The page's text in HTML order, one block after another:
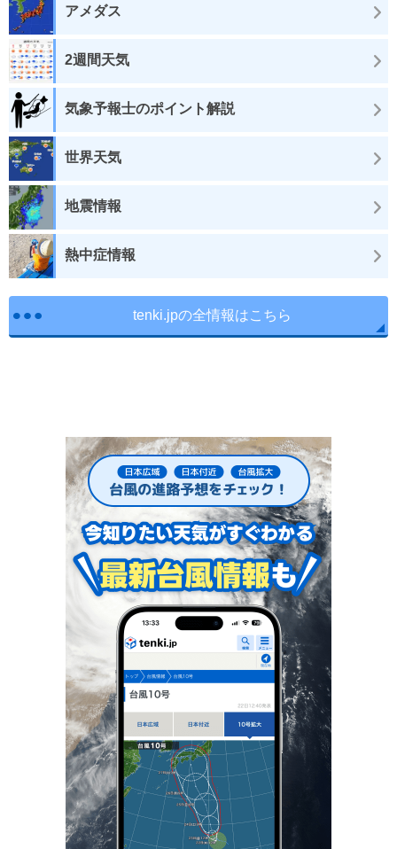
アメダス
2週間天気
気象予報士のポイント解説
世界天気
地震情報
熱中症情報
tenki.jpの全情報はこちら